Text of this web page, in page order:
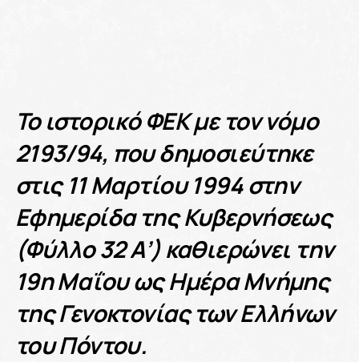
Το ιστορικό ΦΕΚ με τον νόμο
2193/94, που δημοσιεύτηκε
στις 11 Μαρτίου 1994 στην
Εφημερίδα της Κυβερνήσεως
(Φύλλο 32 Α’) καθιερώνει την
19η Μαΐου ως Ημέρα Μνήμης
της Γενοκτονίας των Ελλήνων
του Πόντου.